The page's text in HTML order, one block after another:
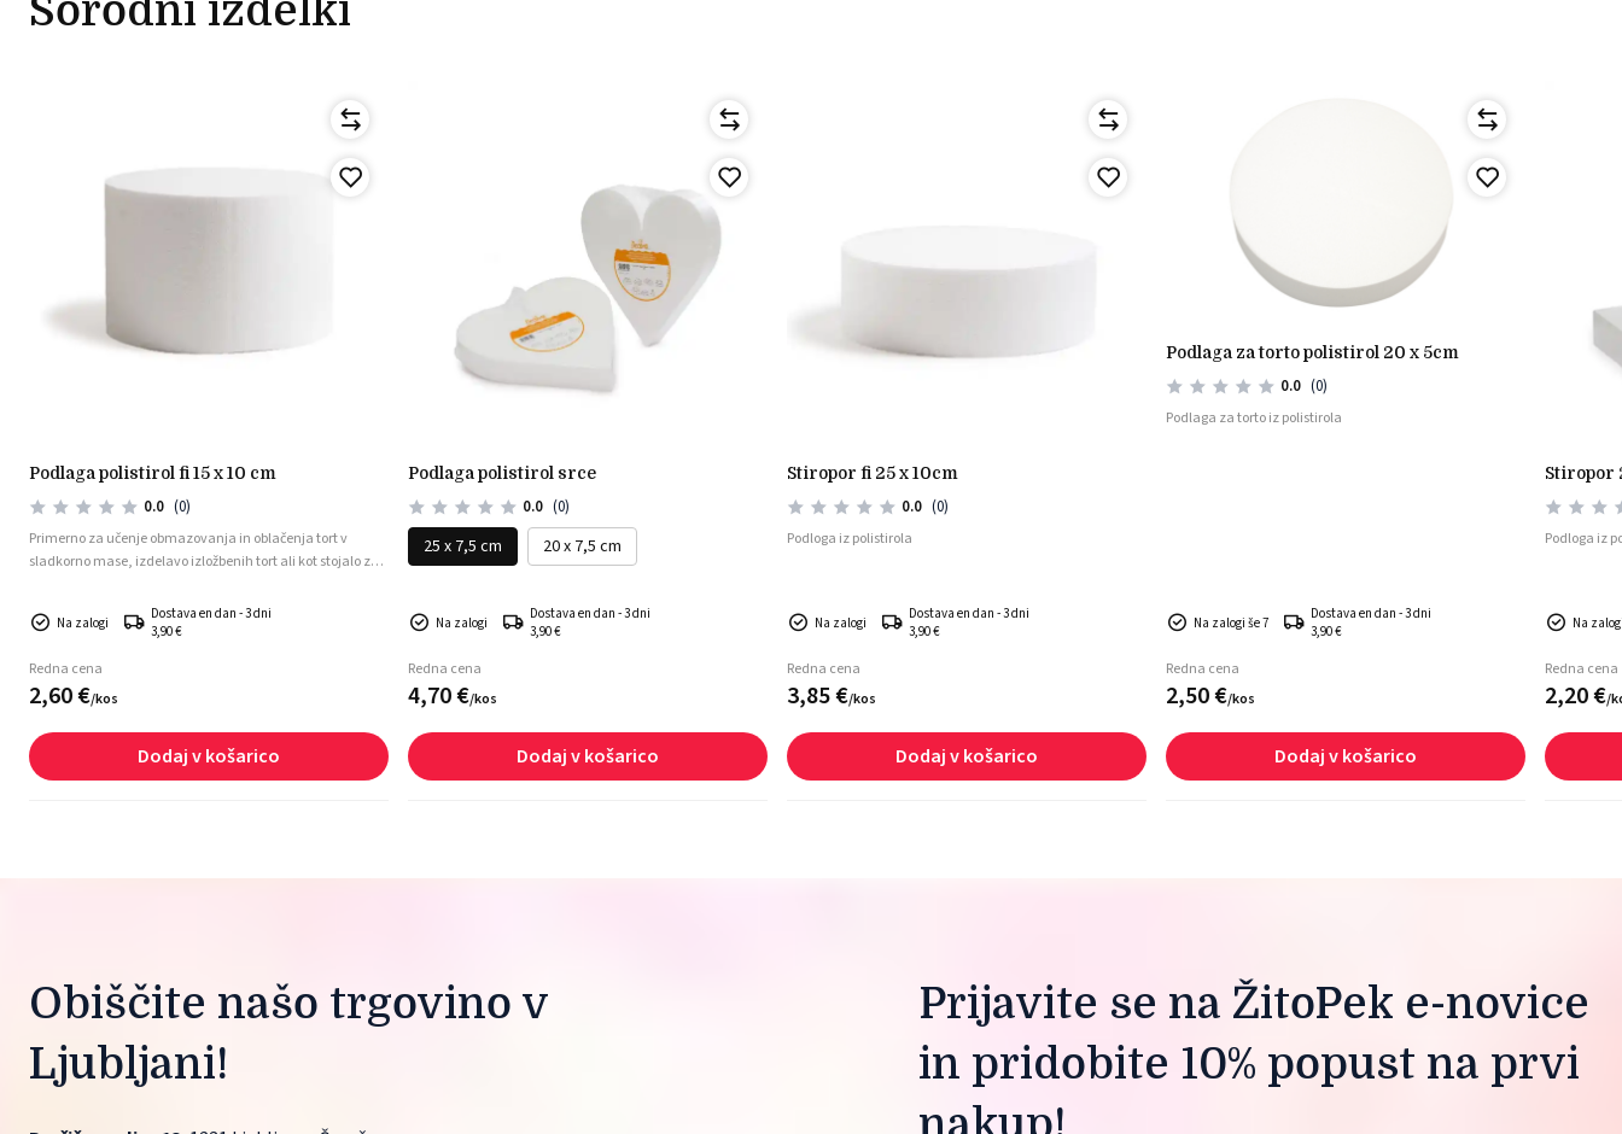
Sorodni izdelki
podlaga polistirol fi 15 x 10 cm
0.0 (0)
Primerno za učenje obmazovanja in oblačenja tort v
sladkorno mase, izdelavo izložbenih tort ali kot stojalo za
Na zalogi
Dostava en dan - 3 dni
3,90 €
Redna cena
2,60€/kos
Dodaj v košarico
podlaga polistirol srce
0.0 (0)
25 x 7,5 cm 20 x 7,5 cm
Na zalogi
Dostava en dan - 3 dni
3,90 €
Redna cena
4,70€/kos
Dodaj v košarico
stiropor fi 25 x 10cm
0.0 (0)
Podloga iz polistirola
Na zalogi
Dostava en dan - 3 dni
3,90 €
Redna cena
3,85€/kos
Dodaj v košarico
podlaga za torto polistirol 20 x 5cm
0.0 (0)
Podlaga za torto iz polistirola
Na zalogi še 7
Dostava en dan - 3 dni
3,90 €
Redna cena
2,50€/kos
Dodaj v košarico
stiropor
Podloga iz
Na
Redna cena
2,20€/
Obiščite našo trgovino v
Ljubljani!
Prijavite se na ŽitoPek e-novice
in pridobite 10% popust na prvi